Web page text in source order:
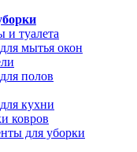
и туалета
мытья окон
полов
кухни
ковров
для уборки